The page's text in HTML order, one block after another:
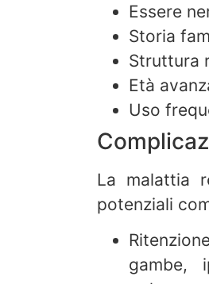
Essere
Storia
Struttura
Età
Uso
La malattia
potenziali
gambe,